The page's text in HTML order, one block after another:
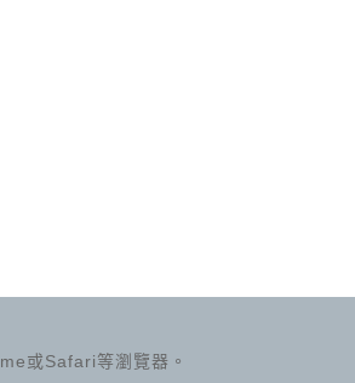
或Safari等瀏覽器。